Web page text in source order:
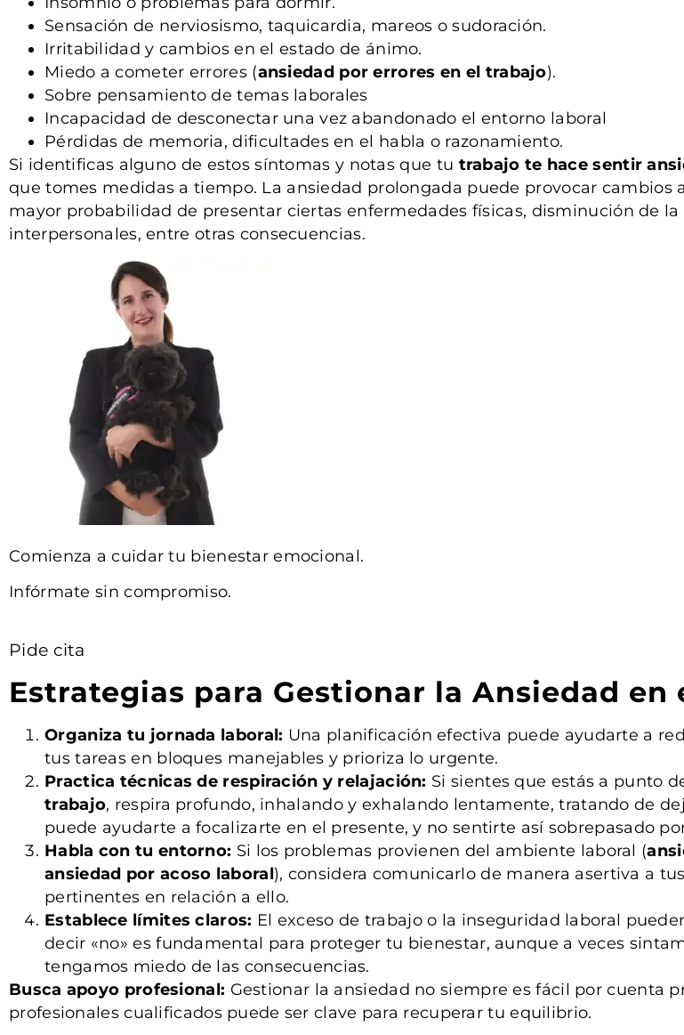
Sensación de nerviosismo, taquicardia, mareos o sudoración.
Irritabilidad y cambios en el estado de ánimo.
Miedo a cometer errores (ansiedad por errores en el trabajo).
Sobre pensamiento de temas laborales
Incapacidad de desconectar una vez abandonado el entorno laboral
Pérdidas de memoria, dificultades en el habla o razonamiento.
Si identificas alguno de estos síntomas y notas que tu trabajo te hace sentir
que tomes medidas a tiempo. La ansiedad prolongada puede provocar cambios
mayor probabilidad de presentar ciertas enfermedades físicas, disminución de
interpersonales, entre otras consecuencias.
Comienza a cuidar tu bienestar emocional.
Infórmate sin compromiso.
Pide cita
Estrategias para Gestionar la Ansiedad en
Organiza tu jornada laboral: Una planificación efectiva puede ayudarte a
tus tareas en bloques manejables y prioriza lo urgente.
Practica técnicas de respiración y relajación: Si sientes que estás a punto
trabajo, respira profundo, inhalando y exhalando lentamente, tratando de
puede ayudarte a focalizarte en el presente, y no sentirte así sobrepasado
Habla con tu entorno: Si los problemas provienen del ambiente laboral (
ansiedad por acoso laboral), considera comunicarlo de manera asertiva a
pertinentes en relación a ello.
Establece límites claros: El exceso de trabajo o la inseguridad laboral
decir «no» es fundamental para proteger tu bienestar, aunque a veces
tengamos miedo de las consecuencias.
Busca apoyo profesional: Gestionar la ansiedad no siempre es fácil por cuenta
profesionales cualificados puede ser clave para recuperar tu equilibrio.